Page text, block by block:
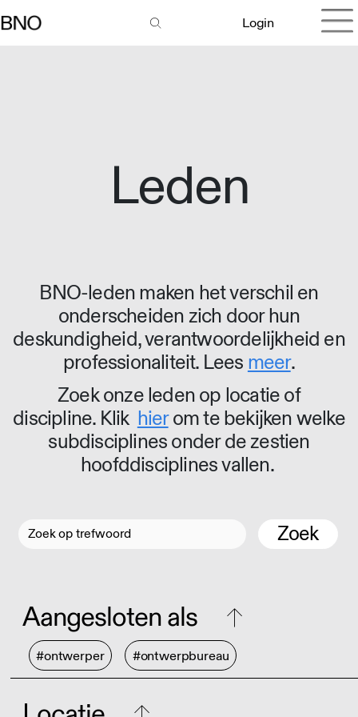
Login
Leden
BNO-leden maken het verschil en
onderscheiden zich door hun
deskundigheid, verantwoordelijkheid en
professionaliteit. Lees meer.
Zoek onze leden op locatie of
discipline. Klik hierom te bekijken welke
subdisciplines onder de zestien
hoofddisciplines vallen.
Zoek
Aangesloten als
#ontwerper #ontwerpbureau